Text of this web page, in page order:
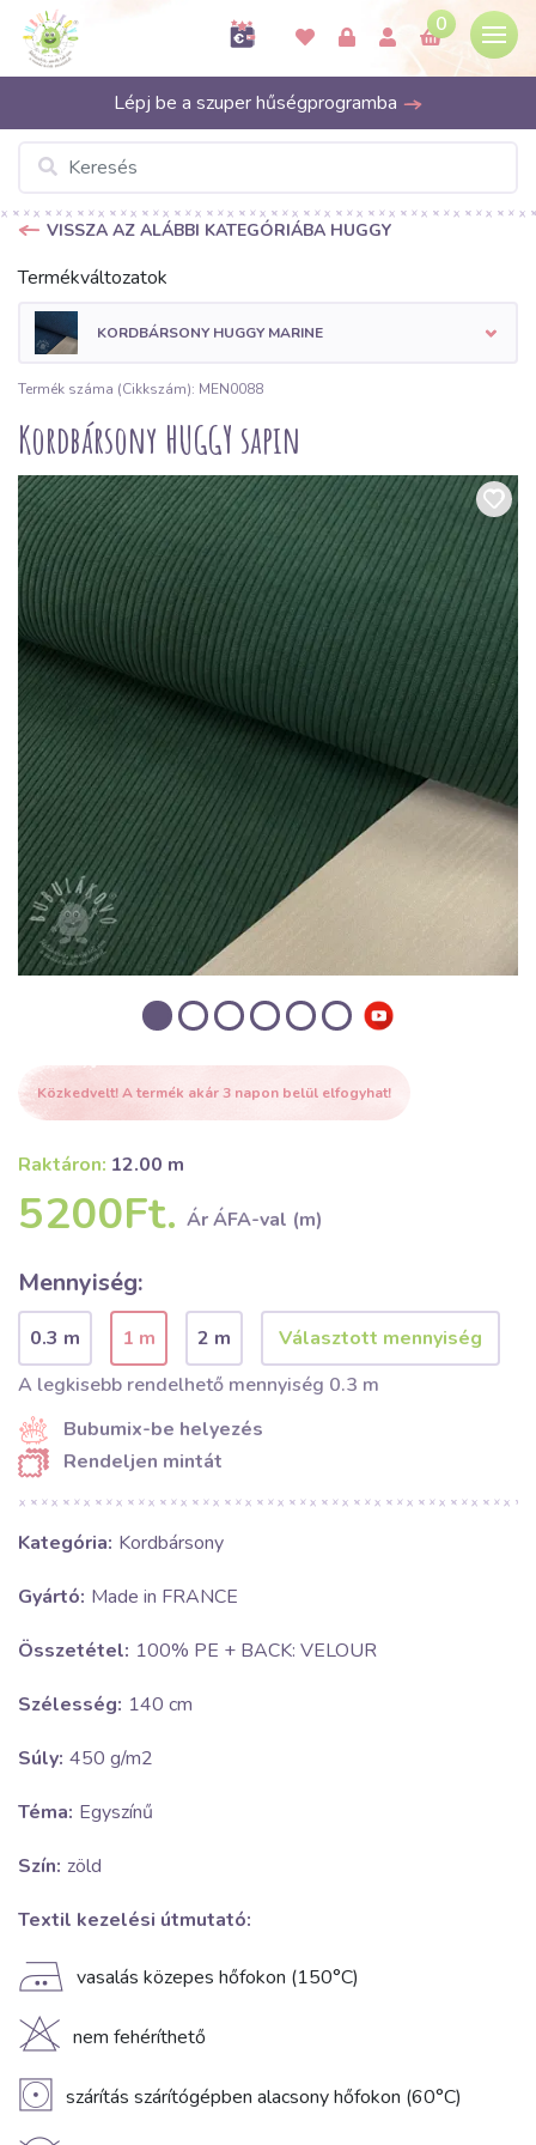
0
Lépj be a szuper hűségprogramba
VISSZA AZ ALÁBBI KATEGÓRIÁBA HUGGY
Termékváltozatok
KORDBÁRSONY HUGGY MARINE
Termék száma (Cikkszám): MEN0088
Kordbársony HUGGY sapin
Közkedvelt! A termék akár 3 napon belül elfogyhat!
Raktáron: 12.00 m
5200Ft. Ár ÁFA-val (m)
Mennyiség:
0.3 m 1 m
2 m
A legkisebb rendelhető mennyiség 0.3 m
Bubumix-be helyezés
Rendeljen mintát
Kategória: Kordbársony
Gyártó: Made in FRANCE
Összetétel: 100% PE + BACK: VELOUR
Szélesség: 140 cm
Súly: 450 g/m2
Téma: Egyszínű
Szín: zöld
Textil kezelési útmutató:
E vasalás közepes hőfokon (150°C)
H nem fehéríthető
V szárítás szárítógépben alacsony hőfokon (60°C)